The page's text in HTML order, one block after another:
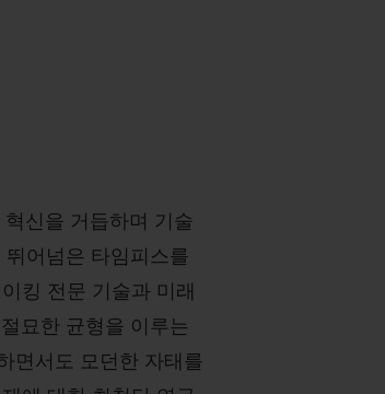
신을 거듭하며 기술
어넘은 타임피스를
킹 전문 기술과 미래
묘한 균형을 이루는
면서도 모던한 자태를